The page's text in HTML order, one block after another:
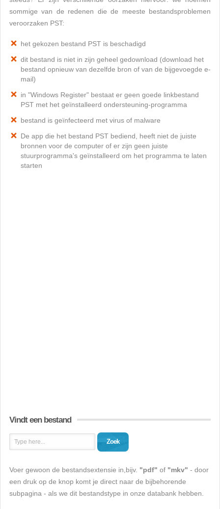
sommige van de redenen die de meeste bestandsproblemen
veroorzaken PST:
het gekozen bestand PST is beschadigd
dit bestand is niet in zijn geheel gedownload (download het
bestand opnieuw van dezelfde bron of van de bijgevoegde e-
mail)
in "Windows Register" bestaat er geen goede linkbestand
PST met het geïnstalleerd ondersteuning-programma
bestand is geïnfecteerd met virus of malware
De app die het bestand PST bediend, heeft niet de juiste
bronnen voor de computer of er zijn geen juiste
stuurprogramma's geïnstalleerd om het programma te laten
starten
Vindt een bestand
Zoek
Voer gewoon de bestandsextensie in,bijv. "pdf" of "mkv" - door
een druk op de knop komt je direct naar de bijbehorende
subpagina - als we dit bestandstype in onze databank hebben.